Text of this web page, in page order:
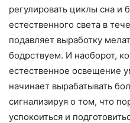
регулировать циклы сна и
естественного света в
подавляет выработку
бодрствуем. И наоборот,
естественное освещение
начинает вырабатывать
сигнализируя о том, что
успокоиться и